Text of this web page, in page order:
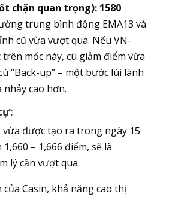
chặn quan trọng): 1580
trung bình động EMA13 và
cũ vừa vượt qua. Nếu VN-
mốc này, cú giảm điểm vừa
“Back-up” – một bước lùi lành
nhảy cao hơn.
vừa được tạo ra trong ngày 15
– 1,666 điểm, sẽ là
lý cần vượt qua.
Casin, khả năng cao thị